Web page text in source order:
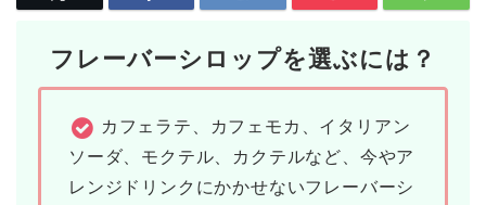
フレーバーシロップを選ぶには？
カフェラテ、カフェモカ、イタリアン
ソーダ、モクテル、カクテルなど、今やア
レンジドリンクにかかせないフレーバーシ